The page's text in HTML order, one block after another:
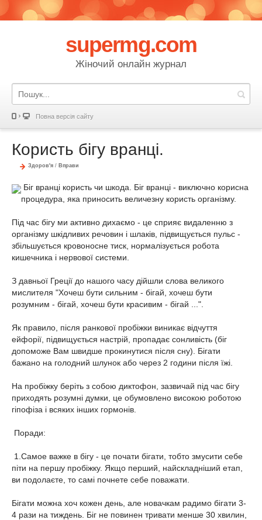
supermg.com
Жіночий онлайн журнал
Повна версія сайту
Користь бігу вранці.
Здоров'я / Вправи
Біг вранці користь чи шкода. Біг вранці - виключно корисна
процедура, яка приносить величезну користь організму.
Під час бігу ми активно дихаємо - це сприяє видаленню з
організму шкідливих речовин і шлаків, підвищується пульс -
збільшується кровоносне тиск, нормалізується робота
кишечника і нервової системи.
З давньої Греції до нашого часу дійшли слова великого
мислителя "Хочеш бути сильним - бігай, хочеш бути
розумним - бігай, хочеш бути красивим - бігай ...".
Як правило, після ранкової пробіжки виникає відчуття
ейфорії, підвищується настрій, пропадає сонливість (біг
допоможе Вам швидше прокинутися після сну). Бігати
бажано на голодний шлунок або через 2 години після їжі.
На пробіжку беріть з собою диктофон, зазвичай під час бігу
приходять розумні думки, це обумовлено високою роботою
гіпофіза і всяких інших гормонів.
Поради:
1.Самое важке в бігу - це почати бігати, тобто змусити себе
піти на першу пробіжку. Якщо перший, найскладніший етап,
ви подолаєте, то самі почнете себе поважати.
Бігати можна хоч кожен день, але новачкам радимо бігати 3-
4 рази на тиждень. Біг не повинен тривати менше 30 хвилин,